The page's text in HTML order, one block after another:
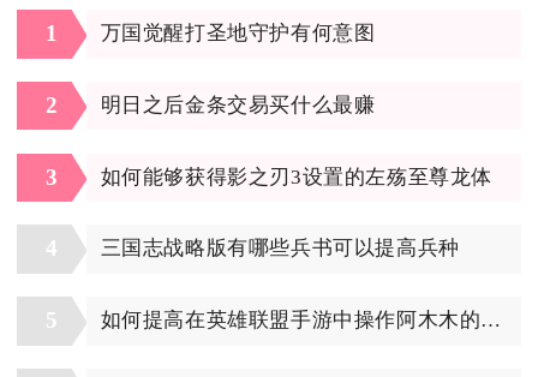
1 万国觉醒打圣地守护有何意图
2 明日之后金条交易买什么最赚
3 如何能够获得影之刃3设置的左殇至尊龙体
4 三国志战略版有哪些兵书可以提高兵种
5 如何提高在英雄联盟手游中操作阿木木的技巧